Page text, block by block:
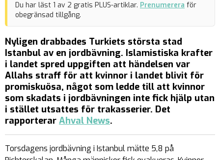
Du har läst 1 av 2 gratis PLUS-artiklar. Prenumerera för
obegränsad tillgång.
Nyligen drabbades Turkiets största stad
Istanbul av en jordbävning. Islamistiska krafter
i landet spred uppgiften att händelsen var
Allahs straff för att kvinnor i landet blivit för
promiskuösa, något som ledde till att kvinnor
som skadats i jordbävningen inte fick hjälp utan
i stället utsattes för trakasserier. Det
rapporterar Ahval News.
Torsdagens jordbävning i Istanbul mätte 5,8 på